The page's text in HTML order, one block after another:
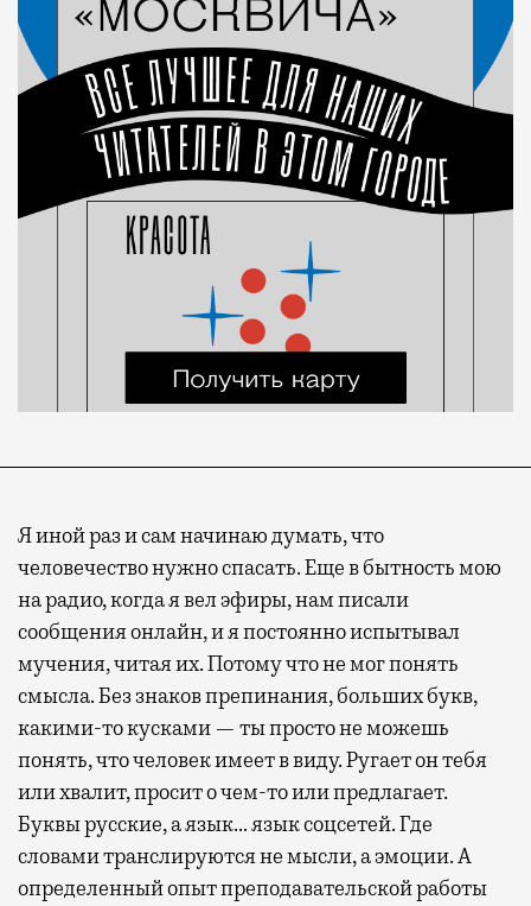
Я иной раз и сам начинаю думать, что
человечество нужно спасать. Еще в бытность мою
на радио, когда я вел эфиры, нам писали
сообщения онлайн, и я постоянно испытывал
мучения, читая их. Потому что не мог понять
смысла. Без знаков препинания, больших букв,
какими-то кусками — ты просто не можешь
понять, что человек имеет в виду. Ругает он тебя
или хвалит, просит о чем-то или предлагает.
Буквы русские, а язык… язык соцсетей. Где
словами транслируются не мысли, а эмоции. А
определенный опыт преподавательской работы